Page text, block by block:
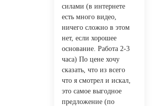
силами (в интернете
есть много видео,
ничего сложно в этом
нет, если хорошее
основание. Работа 2-3
часа) По цене хочу
сказать, что из всего
что я смотрел и искал,
это самое выгодное
предложение (по